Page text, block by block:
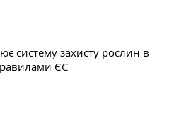
систему захисту рослин в
ЄС